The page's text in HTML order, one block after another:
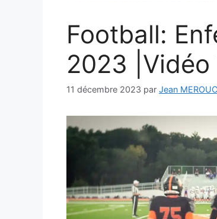
Football:
2023 |Vidéo
11 décembre 2023 par Jean